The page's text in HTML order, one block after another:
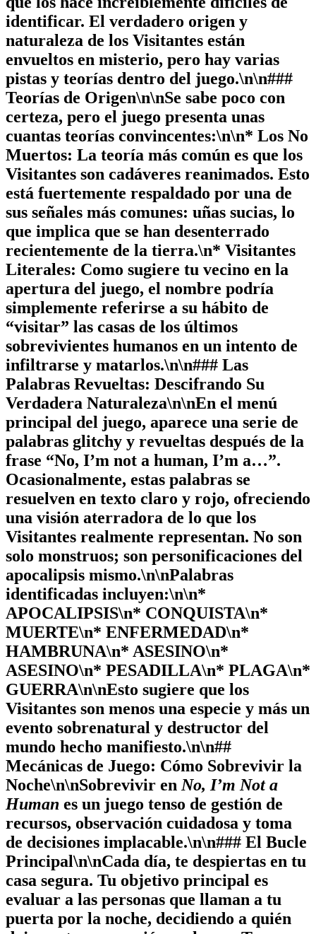
identificar. El verdadero origen y
naturaleza de los Visitantes están
envueltos en misterio, pero hay varias
pistas y teorías dentro del juego.\n\n###
Teorías de Origen\n\nSe sabe poco con
certeza, pero el juego presenta unas
cuantas teorías convincentes:\n\n* Los No
Muertos: La teoría más común es que los
Visitantes son cadáveres reanimados. Esto
está fuertemente respaldado por una de
sus señales más comunes: uñas sucias, lo
que implica que se han desenterrado
recientemente de la tierra.\n* Visitantes
Literales: Como sugiere tu vecino en la
apertura del juego, el nombre podría
simplemente referirse a su hábito de
“visitar” las casas de los últimos
sobrevivientes humanos en un intento de
infiltrarse y matarlos.\n\n### Las
Palabras Revueltas: Descifrando Su
Verdadera Naturaleza\n\nEn el menú
principal del juego, aparece una serie de
palabras glitchy y revueltas después de la
frase “No, I’m not a human, I’m a…”.
Ocasionalmente, estas palabras se
resuelven en texto claro y rojo, ofreciendo
una visión aterradora de lo que los
Visitantes realmente representan. No son
solo monstruos; son personificaciones del
apocalipsis mismo.\n\nPalabras
identificadas incluyen:\n\n*
APOCALIPSIS\n* CONQUISTA\n*
MUERTE\n* ENFERMEDAD\n*
HAMBRUNA\n* ASESINO\n*
ASESINO\n* PESADILLA\n* PLAGA\n*
GUERRA\n\nEsto sugiere que los
Visitantes son menos una especie y más un
evento sobrenatural y destructor del
mundo hecho manifiesto.\n\n##
Mecánicas de Juego: Cómo Sobrevivir la
Noche\n\nSobrevivir en No, I’m Not a
Human es un juego tenso de gestión de
recursos, observación cuidadosa y toma
de decisiones implacable.\n\n### El Bucle
Principal\n\nCada día, te despiertas en tu
casa segura. Tu objetivo principal es
evaluar a las personas que llaman a tu
puerta por la noche, decidiendo a quién